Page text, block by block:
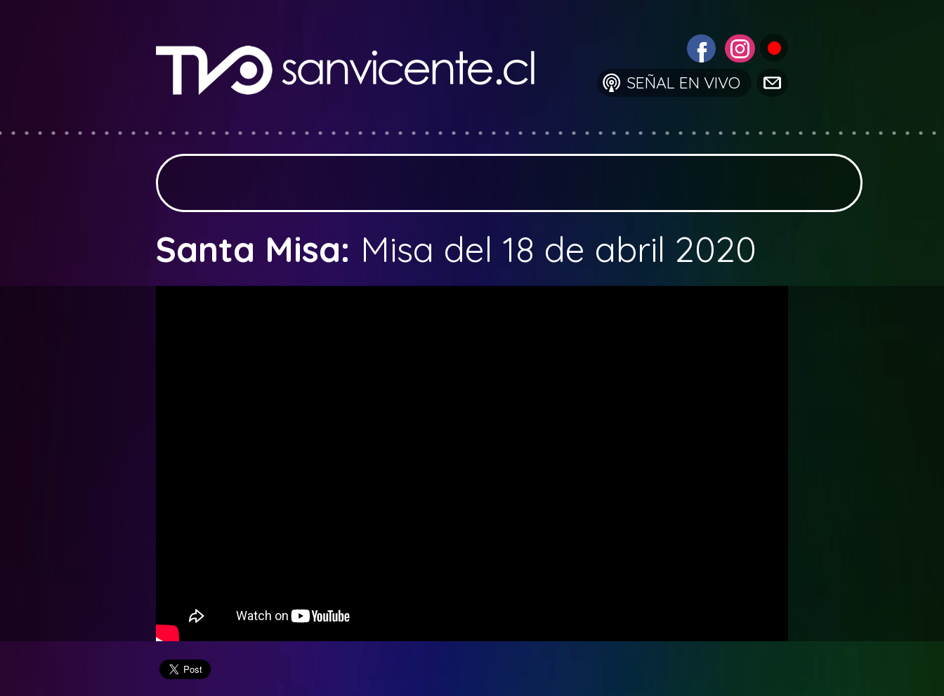
SEÑAL EN VIVO
Santa Misa: Misa del 18 de abril 2020